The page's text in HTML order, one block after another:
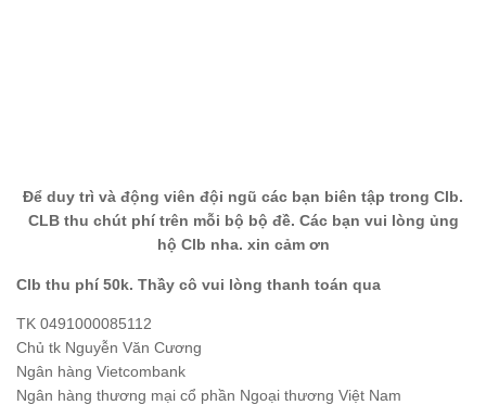
Để duy trì và động viên đội ngũ các bạn biên tập trong Clb.
CLB thu chút phí trên mỗi bộ bộ đề. Các bạn vui lòng ủng
hộ Clb nha. xin cảm ơn
Clb thu phí 50k. Thầy cô vui lòng thanh toán qua
TK 0491000085112
Chủ tk Nguyễn Văn Cương
Ngân hàng Vietcombank
Ngân hàng thương mại cổ phần Ngoại thương Việt Nam